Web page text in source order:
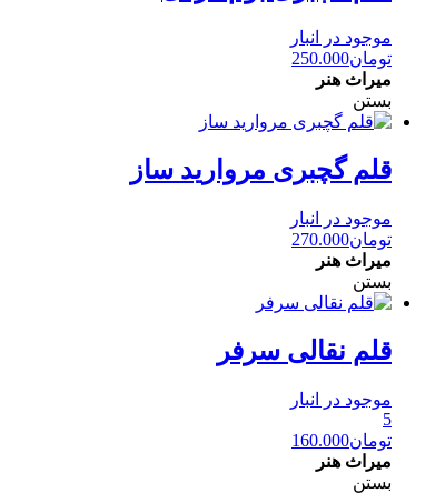
موجود در انبار
تومان250.000
میراث هنر
بستن
قلم گچبری مروارید ساز
موجود در انبار
تومان270.000
میراث هنر
بستن
قلم نقالی سرفر
موجود در انبار
5
تومان160.000
میراث هنر
بستن